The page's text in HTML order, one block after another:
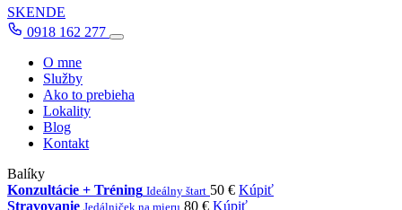
SKENDE
0918 162 277
O mne
Služby
Ako to prebieha
Lokality
Blog
Kontakt
Balíky
Konzultácie + Tréning Ideálny štart 50 € Kúpiť
Stravovanie Jedálniček na mieru 80 € Kúpiť